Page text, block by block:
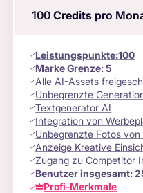
100 Creditspro
Leistungspunkte:100
Marke Grenze:5
Alle AI-Assets
Unbegrenzte
Textgenerator AI
Integration von
Unbegrenzte Fotos von
Anzeige Kreative
Zugang zu Competitor
Benutzer insgesamt:
Profi-Merkmale